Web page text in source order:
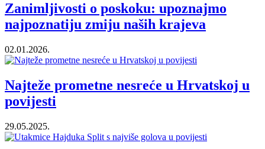
Zanimljivosti o poskoku: upoznajmo
najpoznatiju zmiju naših krajeva
02.01.2026.
Najteže prometne nesreće u Hrvatskoj u
povijesti
29.05.2025.